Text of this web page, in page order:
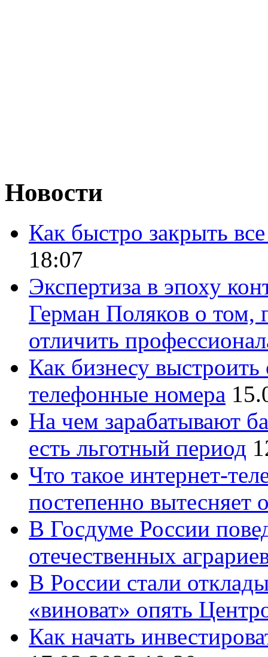
Новости
Как быстро закрыть
18:07
Экспертиза в эпоху
Герман Поляков о том,
отличить
Как бизнесу
телефонные номера
На чем зарабатывают
есть льготный период
Что такое интернет-
постепенно вытесняет
В Госдуме России
отечественных
В России стали
«виноват» опять
Как начать